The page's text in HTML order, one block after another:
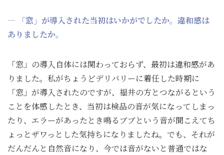
― 「窓」が導入された当初はいかがでしたか。違和感は
ありましたか。
「窓」の導入自体には関わっておらず、最初は違和感があ
りました。私がちょうどデリバリーに着任した時期に
「窓」が導入されたのですが、福井の方とつながるという
ことを体感したとき、当初は検品の音が気になってしまっ
たり、エラーがあったとき鳴るブブという音が聞こえてち
ょっとザワっとした気持ちになりましたね。でも、それが
だんだんと自然音になり、今では音がないと普通ではな